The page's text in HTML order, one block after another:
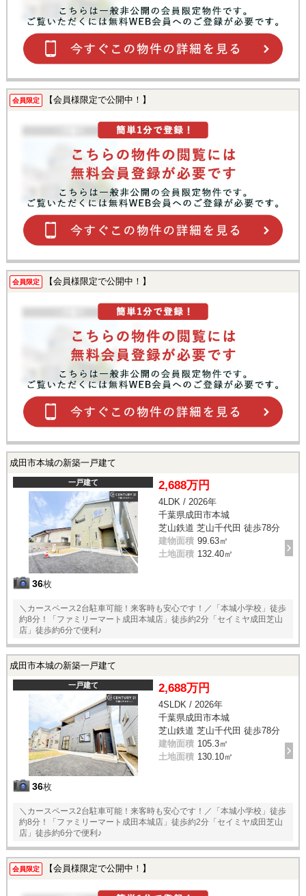
会員限定 【会員様限定で公開中！】
会員限定 【会員様限定で公開中！】
成田市本城の新築一戸建て
一戸建て
36枚
2,688万円
4LDK / 2026年
千葉県成田市本城
芝山鉄道 芝山千代田 徒歩78分
建物面積 99.63㎡
土地面積 132.40㎡
＼カースペース2台駐車可能！来客時も安心です！／「本城小学校」徒歩
約8分！「ファミリーマート成田本城店」徒歩約2分「セイミヤ成田芝山
店」徒歩約6分で便利♪
成田市本城の新築一戸建て
一戸建て
36枚
2,688万円
4SLDK / 2026年
千葉県成田市本城
芝山鉄道 芝山千代田 徒歩78分
建物面積 105.3㎡
土地面積 130.10㎡
＼カースペース2台駐車可能！来客時も安心です！／「本城小学校」徒歩
約8分！「ファミリーマート成田本城店」徒歩約2分「セイミヤ成田芝山
店」徒歩約6分で便利♪
会員限定 【会員様限定で公開中！】